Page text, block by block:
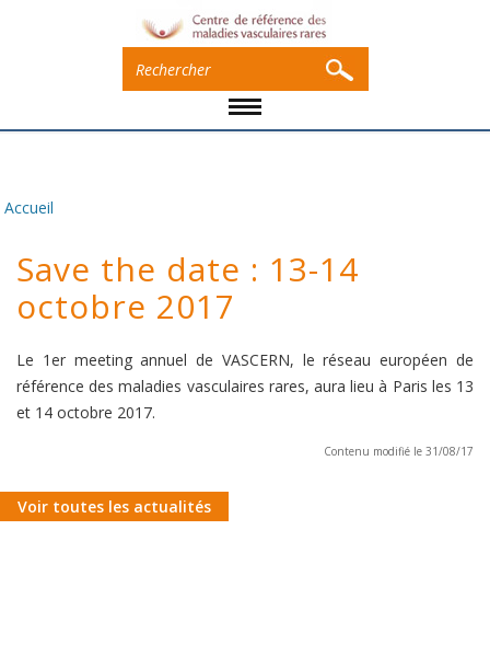
Accueil
Save the date : 13-14
octobre 2017
Le 1er meeting annuel de VASCERN, le réseau européen de
référence des maladies vasculaires rares, aura lieu à Paris les 13
et 14 octobre 2017.
Contenu modifié le 31/08/17
Voir toutes les actualités